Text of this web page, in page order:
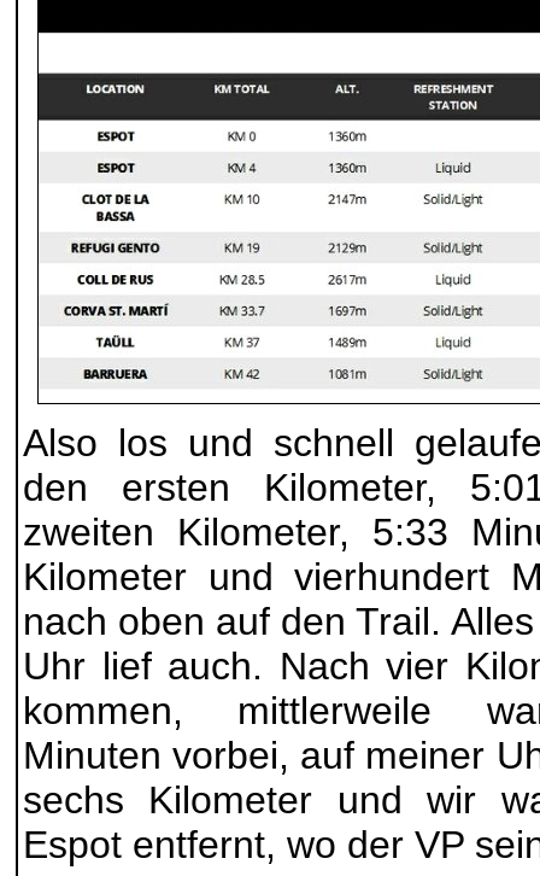
Also los und schnell
den ersten Kilometer,
zweiten Kilometer, 5:33
Kilometer und vierhundert
nach oben auf den Trail.
Uhr lief auch. Nach vier
kommen, mittlerweile
Minuten vorbei, auf meiner
sechs Kilometer und wir
Espot entfernt, wo der VP